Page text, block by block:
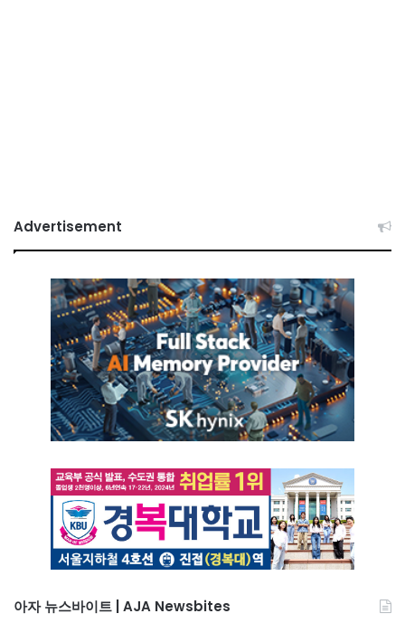
Advertisement
아자 뉴스바이트 | AJA Newsbites